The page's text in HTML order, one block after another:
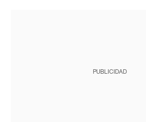
PUBLICIDAD